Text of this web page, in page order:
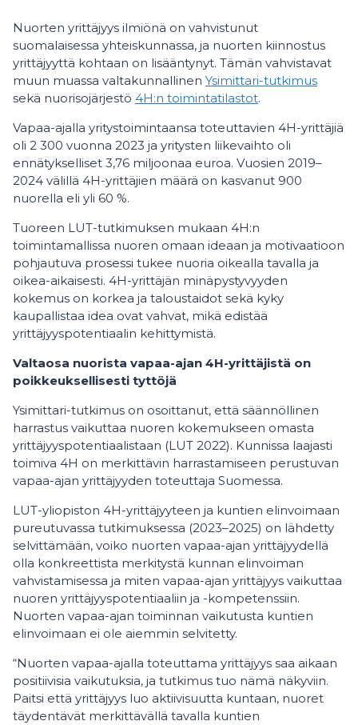
Nuorten yrittäjyys ilmiönä on vahvistunut
suomalaisessa yhteiskunnassa, ja nuorten kiinnostus
yrittäjyyttä kohtaan on lisääntynyt. Tämän vahvistavat
muun muassa valtakunnallinen Ysimittari-tutkimus
sekä nuorisojärjestö 4H:n toimintatilastot.
Vapaa-ajalla yritystoimintaansa toteuttavien 4H-yrittäjiä
oli 2 300 vuonna 2023 ja yritysten liikevaihto oli
ennätykselliset 3,76 miljoonaa euroa. Vuosien 2019–
2024 välillä 4H-yrittäjien määrä on kasvanut 900
nuorella eli yli 60 %.
Tuoreen LUT-tutkimuksen mukaan 4H:n
toimintamallissa nuoren omaan ideaan ja motivaatioon
pohjautuva prosessi tukee nuoria oikealla tavalla ja
oikea-aikaisesti. 4H-yrittäjän minäpystyvyyden
kokemus on korkea ja taloustaidot sekä kyky
kaupallistaa idea ovat vahvat, mikä edistää
yrittäjyyspotentiaalin kehittymistä.
Valtaosa nuorista vapaa-ajan 4H-yrittäjistä on
poikkeuksellisesti tyttöjä
Ysimittari-tutkimus on osoittanut, että säännöllinen
harrastus vaikuttaa nuoren kokemukseen omasta
yrittäjyyspotentiaalistaan (LUT 2022). Kunnissa laajasti
toimiva 4H on merkittävin harrastamiseen perustuvan
vapaa-ajan yrittäjyyden toteuttaja Suomessa.
LUT-yliopiston 4H-yrittäjyyteen ja kuntien elinvoimaan
pureutuvassa tutkimuksessa (2023–2025) on lähdetty
selvittämään, voiko nuorten vapaa-ajan yrittäjyydellä
olla konkreettista merkitystä kunnan elinvoiman
vahvistamisessa ja miten vapaa-ajan yrittäjyys vaikuttaa
nuoren yrittäjyyspotentiaaliin ja -kompetenssiin.
Nuorten vapaa-ajan toiminnan vaikutusta kuntien
elinvoimaan ei ole aiemmin selvitetty.
“Nuorten vapaa-ajalla toteuttama yrittäjyys saa aikaan
positiivisia vaikutuksia, ja tutkimus tuo nämä näkyviin.
Paitsi että yrittäjyys luo aktiivisuutta kuntaan, nuoret
täydentävät merkittävällä tavalla kuntien